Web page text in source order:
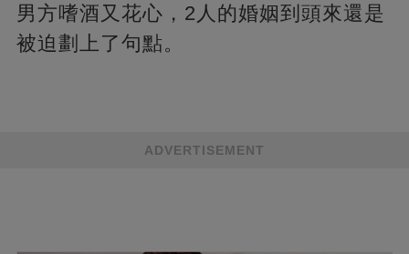
男方嗜酒又花心，2人的婚姻到頭來還是
被迫劃上了句點。
ADVERTISEMENT